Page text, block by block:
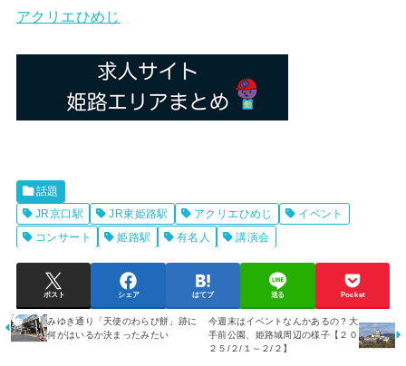
アクリエひめじ
話題
JR京口駅
JR東姫路駅 アクリエひめじ
イベント
コンサート
姫路駅 有名人 講演会
ポスト シェア はてブ 送る Pocket
みゆき通り「天使のわらび餅」跡に
何がはいるか決まったみたい
今週末はイベントなんかあるの？大
手前公園、姫路城周辺の様子【２０
２５/２/１～２/２】